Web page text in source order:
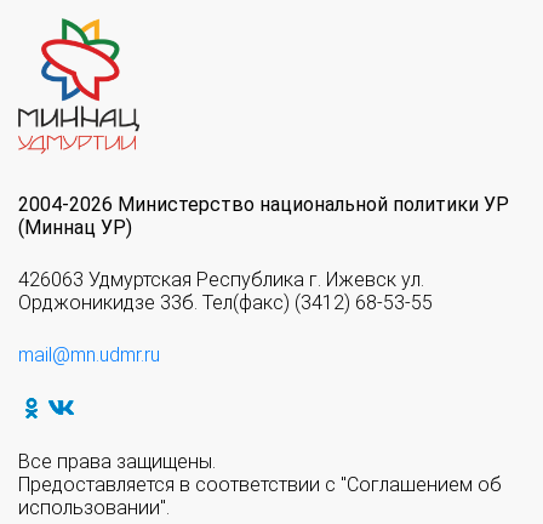
2004-2026 Министерство национальной политики УР
(Миннац УР)
426063 Удмуртская Республика г. Ижевск ул.
Орджоникидзе 33б. Тел(факс) (3412) 68-53-55
mail@mn.udmr.ru
Все права защищены.
Предоставляется в соответствии с "Соглашением об
использовании".